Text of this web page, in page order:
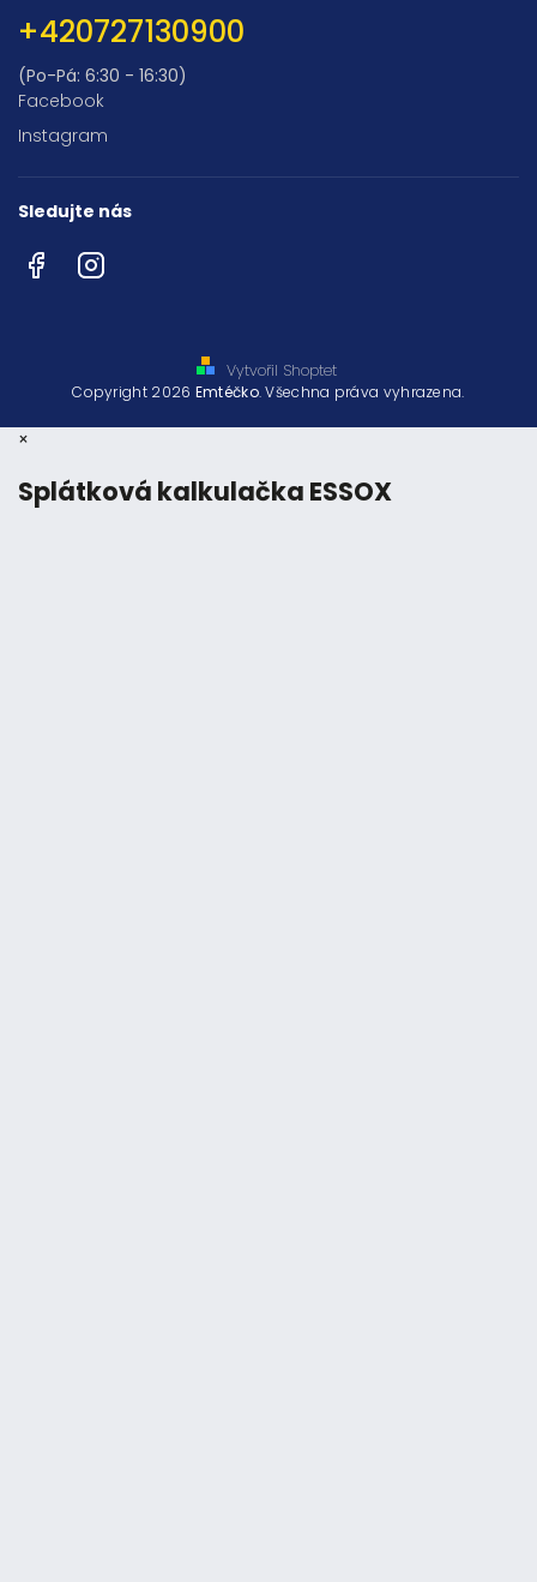
+420727130900
(Po-Pá: 6:30 - 16:30)
Facebook
Instagram
Sledujte nás
FacebookInstagram
Vytvořil Shoptet
Copyright 2026 Emtéčko. Všechna práva vyhrazena.
×
Splátková kalkulačka ESSOX